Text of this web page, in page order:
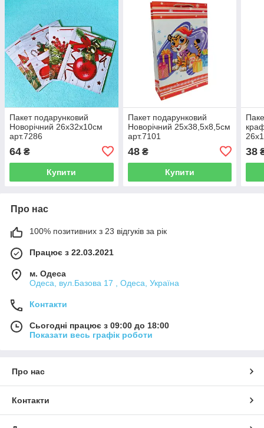
Пакет подарунковий
Новорічний 26х32х10см
арт.7286
64 ₴
Купити
Пакет подарунковий
Новорічний 25х38,5х8,5см
арт.7101
48₴
Купити
38
Про нас
100% позитивних з 23 відгуків за рік
Працює з 22.03.2021
м. Одеса
Одеса, вул.Базова 17 , Одеса, Україна
Контакти
Сьогодні працює з 09:00 до 18:00
Показати весь графік роботи
Про нас
Контакти